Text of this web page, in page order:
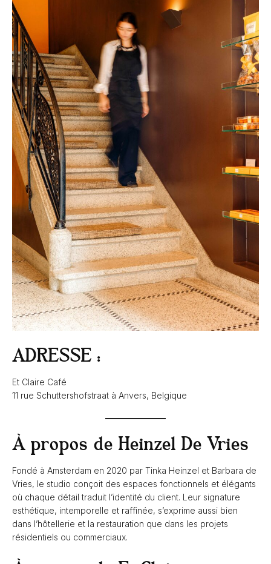
ADRESSE :
Et Claire Café
11 rue Schuttershofstraat à Anvers, Belgique
À propos de Heinzel De Vries
Fondé à Amsterdam en 2020 par Tinka Heinzel et Barbara de
Vries, le studio conçoit des espaces fonctionnels et élégants
où chaque détail traduit l’identité du client. Leur signature
esthétique, intemporelle et raffinée, s’exprime aussi bien
dans l’hôtellerie et la restauration que dans les projets
résidentiels ou commerciaux.